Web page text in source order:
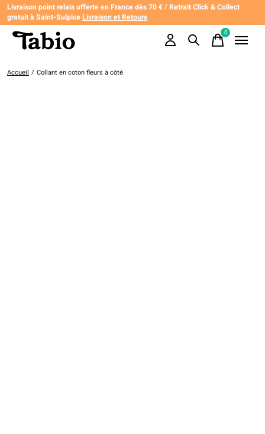
Livraison point relais offerte en France dès 70 € / Retrait Click & Collect
gratuit à Saint-SulpiceLivraison et Retours
0items
Accueil / Collant en coton fleurs à côté